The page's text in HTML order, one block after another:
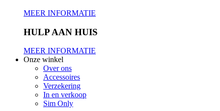
MEER INFORMATIE
HULP AAN HUIS
MEER INFORMATIE
Onze winkel
Over ons
Accessoires
Verzekering
In en verkoop
Sim Only